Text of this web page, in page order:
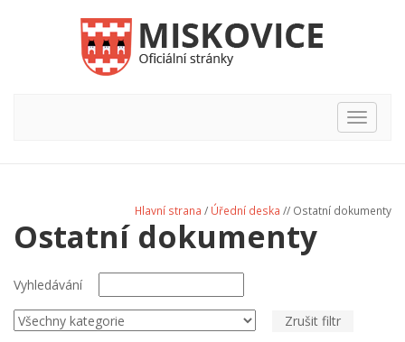
Hlavní
nabídka
Hlavní strana / Úřední deska // Ostatní dokumenty
Ostatní dokumenty
Vyhledávání
Zrušit filtr